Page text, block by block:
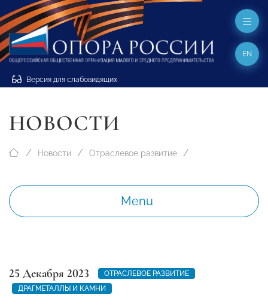
Версия для слабовидящих
EN
НОВОСТИ
Новости Отраслевое развитие
Menu
25 Декабря 2023
ОТРАСЛЕВОЕ РАЗВИТИЕ
ДРАГМЕТАЛЛЫ И КАМНИ